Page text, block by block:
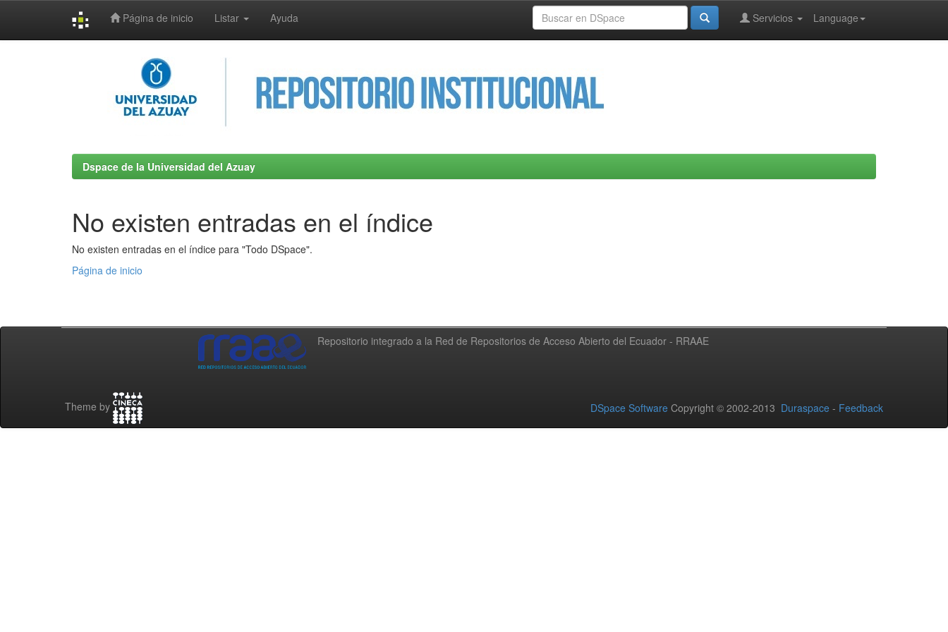
Página de inicio Listar Ayuda Language
Servicios
Dspace de la Universidad del Azuay
No existen entradas en el índice
No existen entradas en el índice para "Todo DSpace".
Página de inicio
Repositorio integrado a la Red de Repositorios de Acceso Abierto del Ecuador - RRAAE
Theme by DSpace Software Copyright © 2002-2013 Duraspace - Feedback